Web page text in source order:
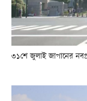
৩১শে জুলাই জাপানের